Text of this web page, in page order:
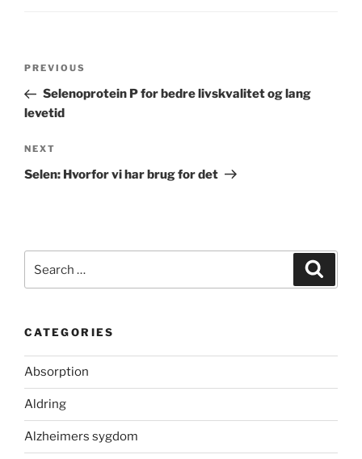
Previous
Post
PREVIOUS
Selenoprotein P for bedre livskvalitet og lang
levetid
Next
Post
NEXT
Selen: Hvorfor vi har brug for det
for:
CATEGORIES
Absorption
Aldring
Alzheimers sygdom